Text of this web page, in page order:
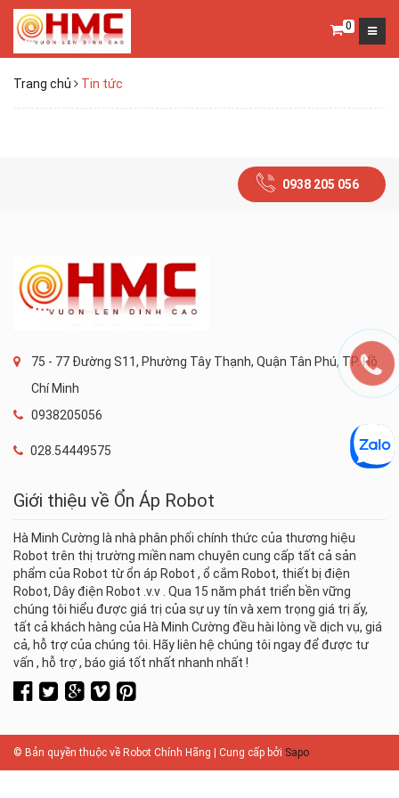
0
Trang chủ Tin tức
0938 205 056
75 - 77 Đường S11, Phường Tây Thạnh, Quận Tân Phú, TP. Hồ
Chí Minh
0938205056
028.54449575
Giới thiệu về Ổn Áp Robot
Hà Minh Cường là nhà phân phối chính thức của thương hiệu
Robot trên thị trường miền nam chuyên cung cấp tất cả sản
phẩm của Robot từ ổn áp Robot , ổ cắm Robot, thiết bị điện
Robot, Dây điện Robot .v.v . Qua 15 năm phát triển bền vững
chúng tôi hiểu được giá trị của sự uy tín và xem trọng giá trị ấy,
tất cả khách hàng của Hà Minh Cường đều hài lòng về dịch vụ, giá
cả, hỗ trợ của chúng tôi. Hãy liên hệ chúng tôi ngay để được tư
vấn , hỗ trợ , báo giá tốt nhất nhanh nhất !
© Bản quyền thuộc về Robot Chính Hãng | Cung cấp bởi Sapo